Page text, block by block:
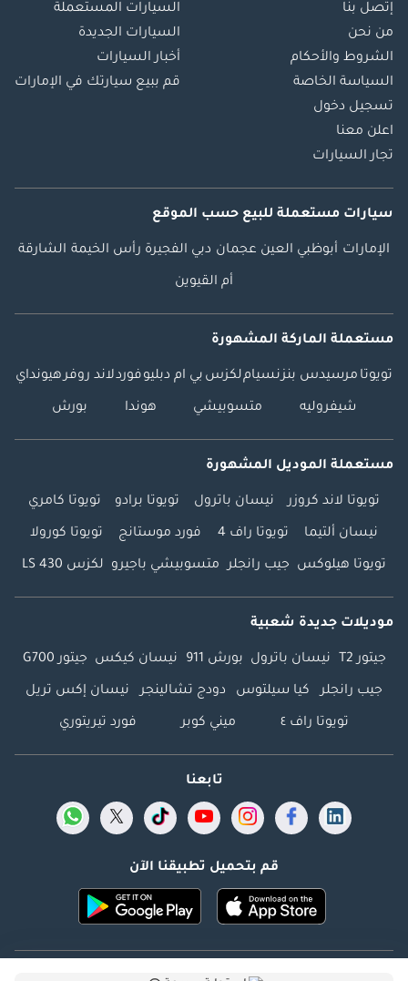
إتصل بنا
من نحن
الشروط والأحكام
السياسة الخاصة
تسجيل دخول
اعلن معنا
تجار السيارات
السيارات المستعملة
السيارات الجديدة
أخبار السيارات
قم ببيع سيارتك في الإمارات
سيارات مستعملة للبيع حسب الموقع
الإمارات أبوظبي العين عجمان دبي الفجيرة رأس الخيمة الشارقة
أم القيوين
مستعملة الماركة المشهورة
تويوتا مرسيدس بنزنسياملكزس بي ام دبليوفوردلاند روفرهيونداي
شيفروليه متسوبيشي هوندا بورش
مستعملة الموديل المشهورة
تويوتا لاند كروزر نيسان باترول تويوتا برادو تويوتا كامري
نيسان ألتيما تويوتا راف 4 فورد موستانج تويوتا كورولا
تويوتا هيلوكس جيب رانجلر متسوبيشي باجيرو لكزس LS 430
موديلات جديدة شعبية
جيتور T2 نيسان باترول بورش 911 نيسان كيكس جيتور G700
جيب رانجلر كيا سيلتوس دودج تشالينجر نيسان إكس تريل
تويوتا راف ٤ ميني كوبر فورد تيريتوري
تابعنا
قم بتحميل تطبيقنا الآن
Dubicars.com @ 2026. جميع الحقوق محفوظة.